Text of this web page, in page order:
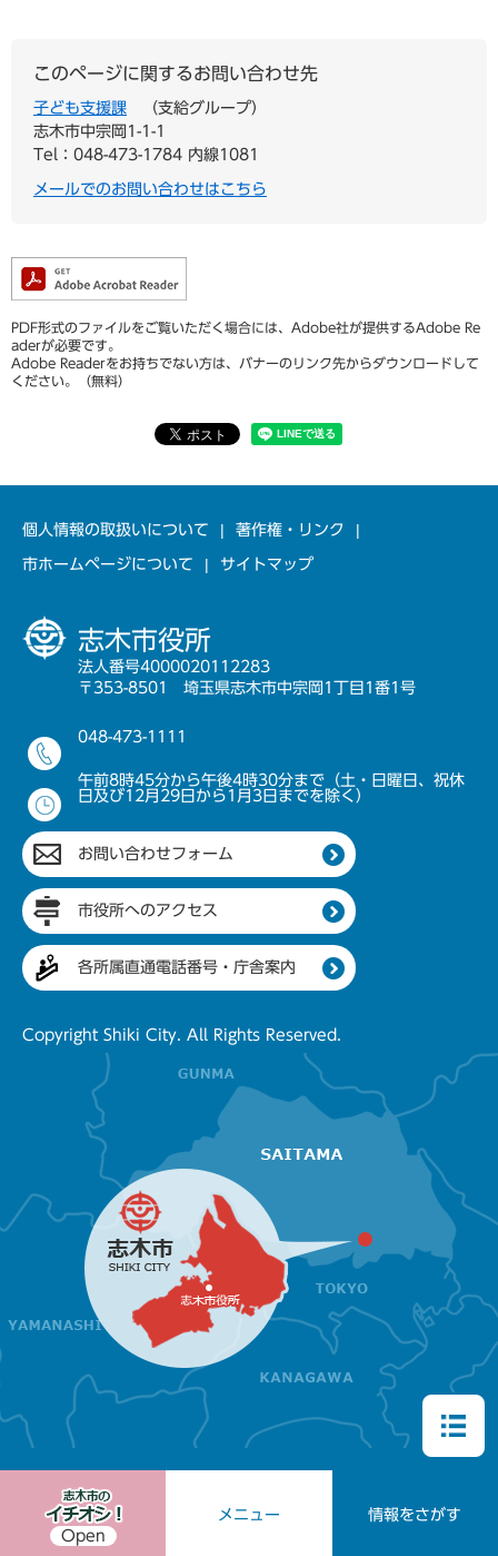
Open
メニュー 情報をさがす
このページに関するお問い合わせ先
子ども支援課
支給グループ
志木市中宗岡1-1-1
Tel：048-473-1784 内線1081
メールでのお問い合わせはこちら
PDF形式のファイルをご覧いただく場合には、Adobe社が提供するAdobe Re
aderが必要です。
Adobe Readerをお持ちでない方は、バナーのリンク先からダウンロードして
ください。（無料）
個人情報の取扱いについて 著作権・リンク
市ホームページについて サイトマップ
志木市役所
法人番号4000020112283
〒353-8501 埼玉県志木市中宗岡1丁目1番1号
048-473-1111
午前8時45分から午後4時30分まで（土・日曜日、祝休
日及び12月29日から1月3日までを除く）
お問い合わせフォーム
市役所へのアクセス
各所属直通電話番号・庁舎案内
Copyright Shiki City. All Rights Reserved.